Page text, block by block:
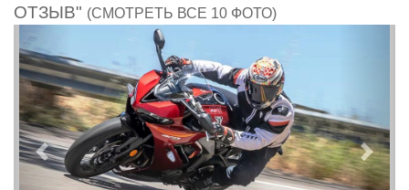
ОТЗЫВ" (СМОТРЕТЬ ВСЕ 10 ФОТО)
Предыдущий